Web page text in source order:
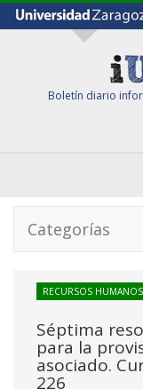
Boletín diario
Categorías
RECURSOS HUMANOS
Séptima
para la
asociado.
226